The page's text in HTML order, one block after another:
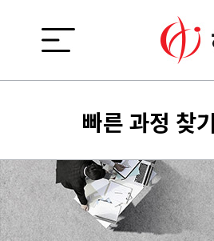
빠른 과정 찾기